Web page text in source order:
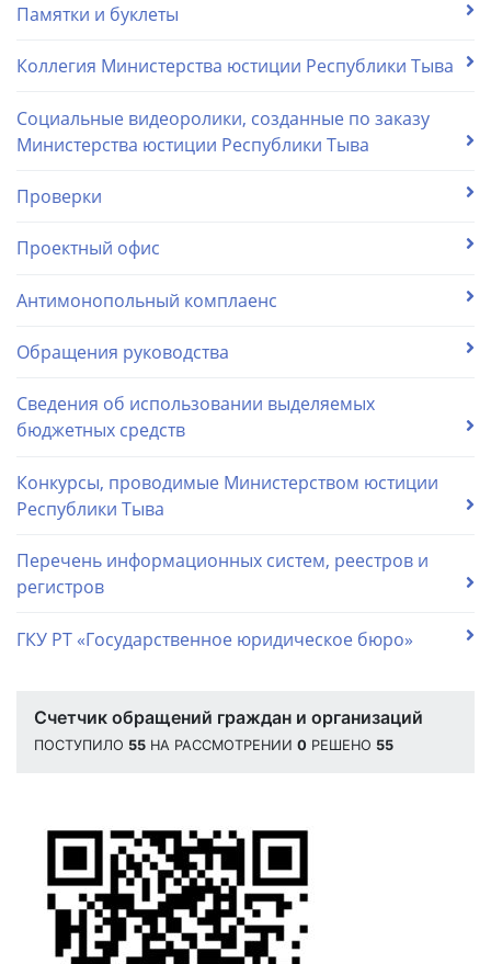
Памятки и буклеты
Коллегия Министерства юстиции Республики Тыва
Социальные видеоролики, созданные по заказу
Министерства юстиции Республики Тыва
Проверки
Проектный офис
Антимонопольный комплаенс
Обращения руководства
Сведения об использовании выделяемых
бюджетных средств
Конкурсы, проводимые Министерством юстиции
Республики Тыва
Перечень информационных систем, реестров и
регистров
ГКУ РТ «Государственное юридическое бюро»
Счетчик обращений граждан и организаций
ПОСТУПИЛО 55 НА РАССМОТРЕНИИ 0 РЕШЕНО 55